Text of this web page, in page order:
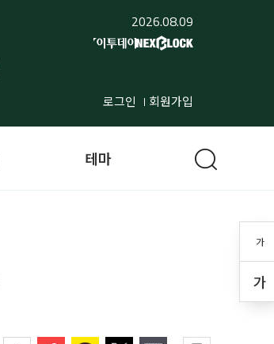
2026.08.09
로그인 회원가입
가
가
테마